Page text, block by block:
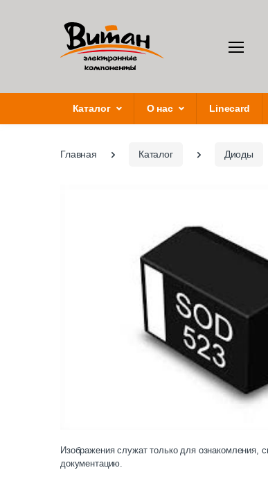
Каталог О нас Linecard
Главная Каталог Диоды
Изображения служат только для ознакомления,
документацию.